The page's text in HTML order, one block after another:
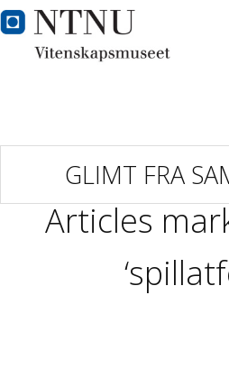
GLIMT FRA
Articles